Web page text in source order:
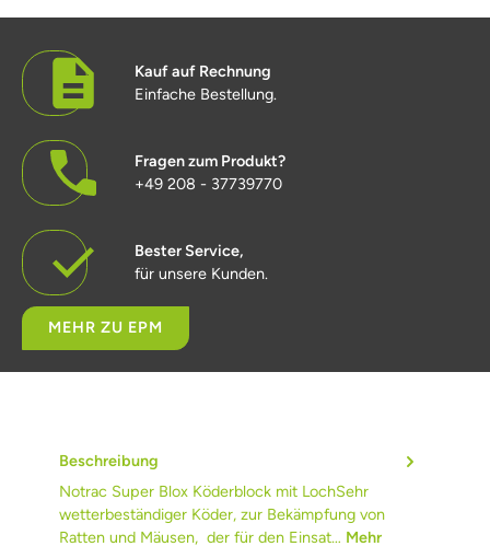
Kauf auf Rechnung
Einfache Bestellung.
Fragen zum Produkt?
+49 208 - 37739770
Bester Service,
für unsere Kunden.
MEHR ZU EPM
Beschreibung
Notrac Super Blox Köderblock mit LochSehr
wetterbeständiger Köder, zur Bekämpfung von
Ratten und Mäusen, der für den Einsat… Mehr